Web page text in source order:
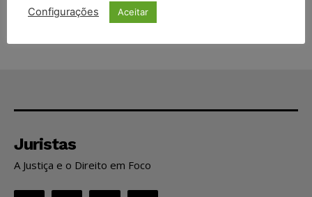
Gabriela Hardt por dois anos
Juristas
A Justiça e o Direito em Foco
Configurações Aceitar